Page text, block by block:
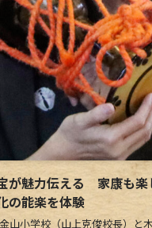
が魅力伝える 家康も
の能楽を体験
山小学校（山上克俊校長）と